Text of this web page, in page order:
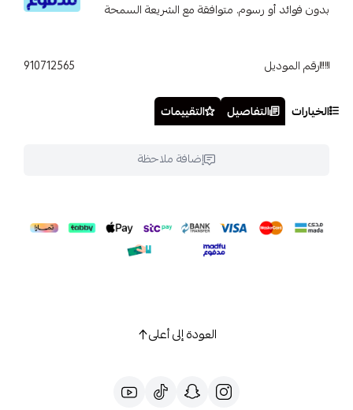
بدون فوائد أو رسوم. متوافقة مع الشريعة السمحة
رقم الموديل 910712565
الخيارات التفاصيل التقييمات
إضافة ملاحظة
العودة إلى أعلى